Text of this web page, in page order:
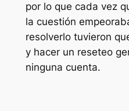
por lo que cada vez
la cuestión
resolverlo tuvieron
y hacer un reseteo
ninguna cuenta.